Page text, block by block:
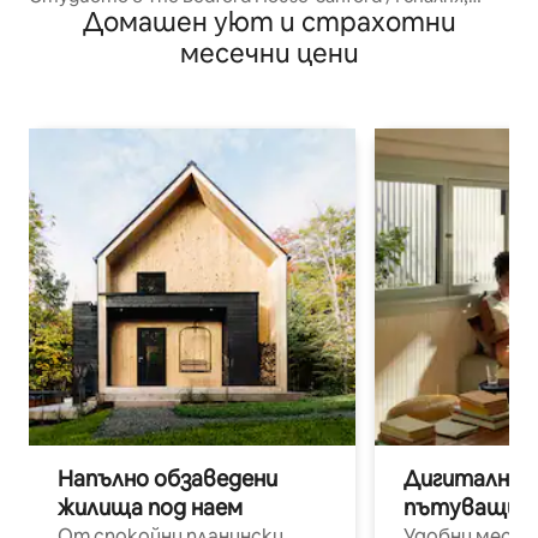
Домашен уют и страхотни
месечни цени
Напълно обзаведени
жилища под наем
Дигитални
пътуващи